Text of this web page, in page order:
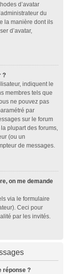
d’avatar
du
la manière dont ils
d’avatar,
?
indiquent le
membres tels que
ne pouvez pas
par
sur le forum
plupart des forums,
(ou un
de messages.
on me demande
via le formulaire
Ceci pour
par les invités.
réponse ?